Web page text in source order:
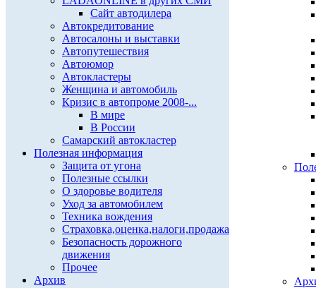
Сайт автодилера
Автокредитование
Автосалоны и выставки
Автопутешествия
Автоюмор
Автокластеры
Женщина и автомобиль
Кризис в автопроме 2008-...
В мире
В России
Самарский автокластер
Полезная информация
Защита от угона
Полезные ссылки
О здоровье водителя
Уход за автомобилем
Техника вождения
Страховка,оценка,налоги,продажа
Безопасность дорожного
движения
Прочее
Архив